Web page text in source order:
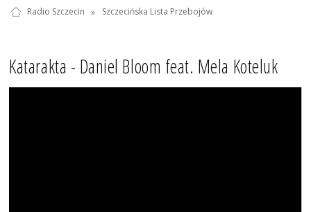
Radio Szczecin » Szczecińska Lista Przebojów
Katarakta - Daniel Bloom feat. Mela Koteluk